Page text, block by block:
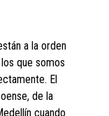
a la orden
que somos
El
de la
cuando